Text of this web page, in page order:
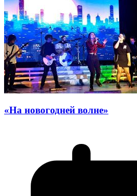
«На новогодней волне»